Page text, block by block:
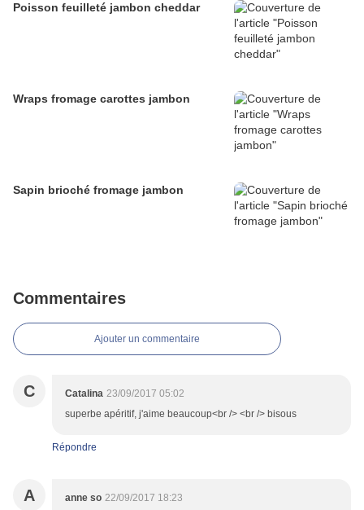
Poisson feuilleté jambon cheddar
Wraps fromage carottes jambon
Sapin brioché fromage jambon
Commentaires
Ajouter un commentaire
C Catalina 23/09/2017 05:02
superbe apéritif, j'aime beaucoup<br /> <br /> bisous
Répondre
A anne so 22/09/2017 18:23